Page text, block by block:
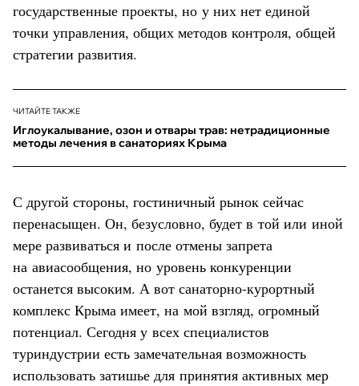
государственные проекты, но у них нет единой
точки управления, общих методов контроля, общей
стратегии развития.
ЧИТАЙТЕ ТАКЖЕ
Иглоукалывание, озон и отвары трав: нетрадиционные
методы лечения в санаториях Крыма
С другой стороны, гостиничный рынок сейчас
перенасыщен. Он, безусловно, будет в той или иной
мере развиваться и после отмены запрета
на авиасообщения, но уровень конкуренции
останется высоким. А вот санаторно-курортный
комплекс Крыма имеет, на мой взгляд, огромный
потенциал. Сегодня у всех специалистов
туриндустрии есть замечательная возможность
использовать затишье для принятия активных мер